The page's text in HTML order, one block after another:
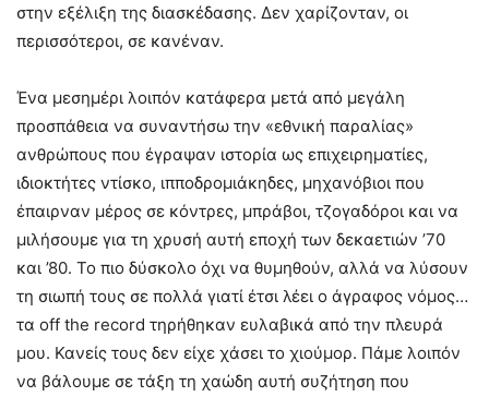
στην εξέλιξη της διασκέδασης. Δεν χαρίζονταν, οι
περισσότεροι, σε κανέναν.
Ένα μεσημέρι λοιπόν κατάφερα μετά από μεγάλη
προσπάθεια να συναντήσω την «εθνική παραλίας»
ανθρώπους που έγραψαν ιστορία ως επιχειρηματίες,
ιδιοκτήτες ντίσκο, ιπποδρομιάκηδες, μηχανόβιοι που
έπαιρναν μέρος σε κόντρες, μπράβοι, τζογαδόροι και να
μιλήσουμε για τη χρυσή αυτή εποχή των δεκαετιών ’70
και ’80. Το πιο δύσκολο όχι να θυμηθούν, αλλά να λύσουν
τη σιωπή τους σε πολλά γιατί έτσι λέει ο άγραφος νόμος…
τα off the record τηρήθηκαν ευλαβικά από την πλευρά
μου. Κανείς τους δεν είχε χάσει το χιούμορ. Πάμε λοιπόν
να βάλουμε σε τάξη τη χαώδη αυτή συζήτηση που